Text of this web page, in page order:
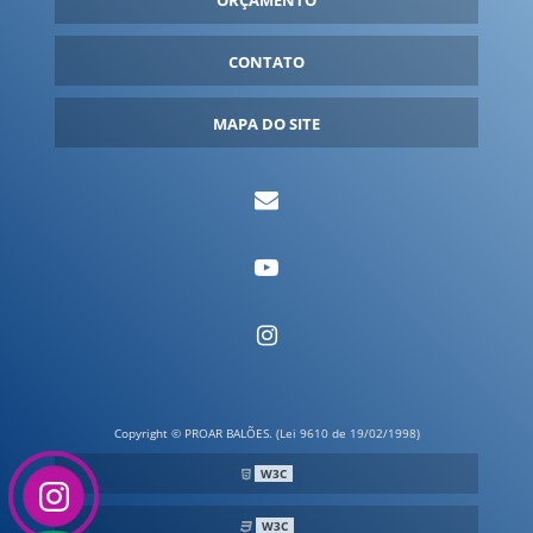
FORNECEDOR DE INFLÁVEIS
INFLÁVEL PROMOCIONAL PREÇO
LATA INFLÁVEL
LOGO INFLÁVEL
CONTATO
MAPA DO SITE
Copyright © PROAR BALÕES. (Lei 9610 de 19/02/1998)
W3C
W3C